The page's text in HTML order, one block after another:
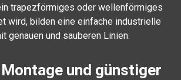
trapezförmiges oder wellenförmiges
wird, bilden eine einfache industrielle
genauen und sauberen Linien.
und günstiger